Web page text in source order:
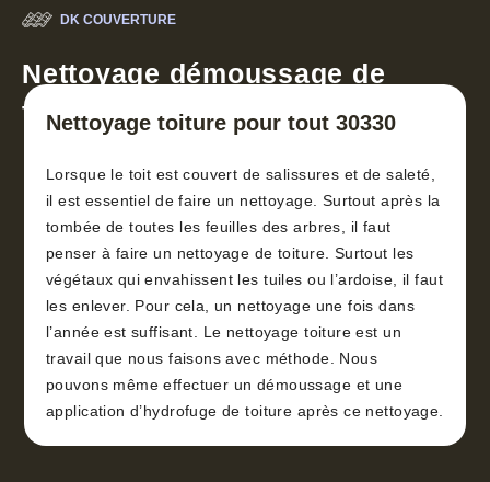
DK COUVERTURE
Nettoyage démoussage de
toiture 30
Nettoyage toiture pour tout 30330
Lorsque le toit est couvert de salissures et de saleté,
il est essentiel de faire un nettoyage. Surtout après la
tombée de toutes les feuilles des arbres, il faut
penser à faire un nettoyage de toiture. Surtout les
végétaux qui envahissent les tuiles ou l’ardoise, il faut
les enlever. Pour cela, un nettoyage une fois dans
l’année est suffisant. Le nettoyage toiture est un
travail que nous faisons avec méthode. Nous
pouvons même effectuer un démoussage et une
application d’hydrofuge de toiture après ce nettoyage.